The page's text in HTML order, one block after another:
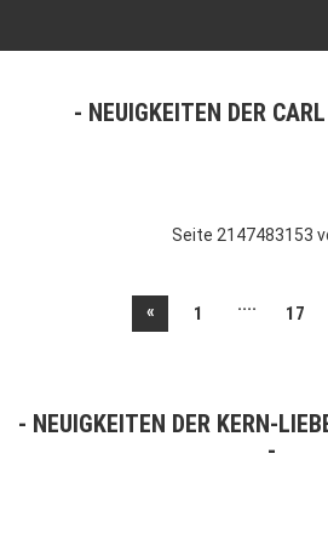
NEUIGKEITEN DER
Seite 2147483153
« 1 .... 17
NEUIGKEITEN DER KERN-